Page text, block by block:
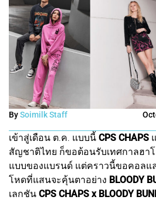
BySoimilk Staff
เข้าสู่เดือน ต.ค. แบบนี้ CPS CHAPS
สัญชาติไทย ก็ขอต้อนรับเทศกาลฮา
แบบของแบรนด์ แต่คราวนี้ขอคอลแ
โหดที่แสนจะคุ้นตาอย่าง BLOODY
เลกชัน CPS CHAPS x BLOODY